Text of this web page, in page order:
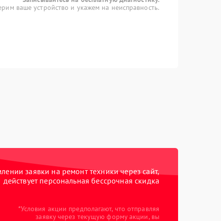
ваше устройство и укажем на неисправность.
заявки на ремонт техники через сайт,
действует персональная бессрочная скидка
*Условия акции предполагают, что отправляя
заявку через текущую форму акции, вы